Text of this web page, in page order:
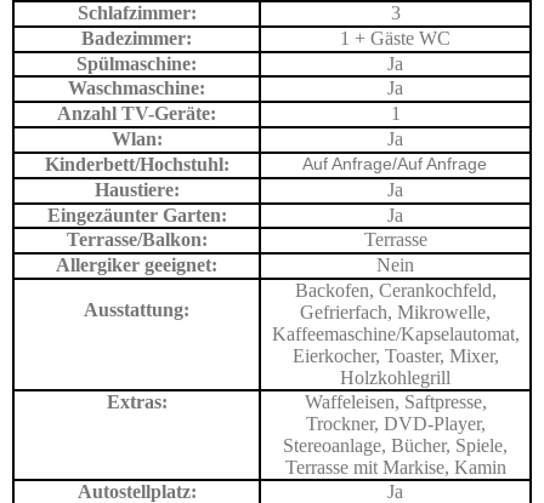
Schlafzimmer:
3
Badezimmer:
1 + Gäste WC
Spülmaschine:
Ja
Waschmaschine:
Ja
Anzahl TV-Geräte:
1
Wlan:
Ja
Kinderbett/Hochstuhl:
Auf Anfrage/Auf Anfrage
Haustiere:
Ja
Eingezäunter Garten:
Ja
Terrasse/Balkon:
Terrasse
Allergiker geeignet:
Nein
Ausstattung:
Backofen, Cerankochfeld,
Gefrierfach, Mikrowelle,
Kaffeemaschine/Kapselautomat,
Eierkocher, Toaster, Mixer,
Holzkohlegrill
Extras:
Waffeleisen, Saftpresse,
Trockner, DVD-Player,
Stereoanlage, Bücher, Spiele,
Terrasse mit Markise, Kamin
Autostellplatz:
Ja